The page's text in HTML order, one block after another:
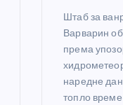
Штаб за
Варварин
према
наредне
топло време